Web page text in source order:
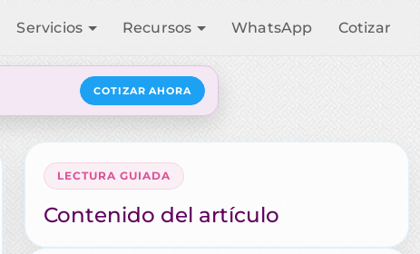
Servicios Recursos WhatsApp Cotizar
COTIZAR AHORA
LECTURA GUIADA
Contenido del artículo